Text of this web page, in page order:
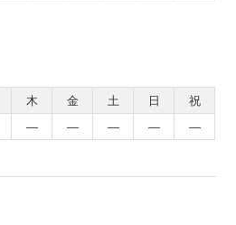
木 金 土 日
祝
― ― ― ― ―